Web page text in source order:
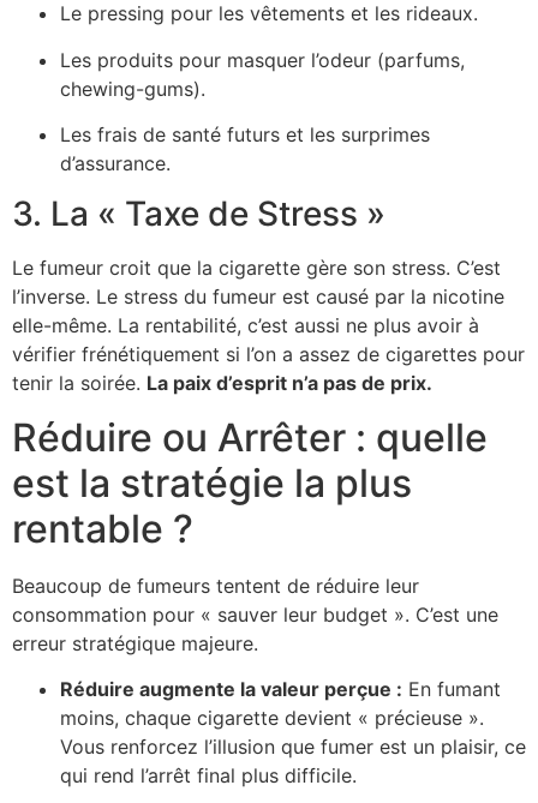
Le pressing pour les vêtements et les rideaux.
Les produits pour masquer l’odeur (parfums,
chewing-gums).
Les frais de santé futurs et les surprimes
d’assurance.
3. La « Taxe de Stress »
Le fumeur croit que la cigarette gère son stress. C’est
l’inverse. Le stress du fumeur est causé par la nicotine
elle-même. La rentabilité, c’est aussi ne plus avoir à
vérifier frénétiquement si l’on a assez de cigarettes pour
tenir la soirée. La paix d’esprit n’a pas de prix.
Réduire ou Arrêter : quelle
est la stratégie la plus
rentable ?
Beaucoup de fumeurs tentent de réduire leur
consommation pour « sauver leur budget ». C’est une
erreur stratégique majeure.
Réduire augmente la valeur perçue : En fumant
moins, chaque cigarette devient « précieuse ».
Vous renforcez l’illusion que fumer est un plaisir, ce
qui rend l’arrêt final plus difficile.